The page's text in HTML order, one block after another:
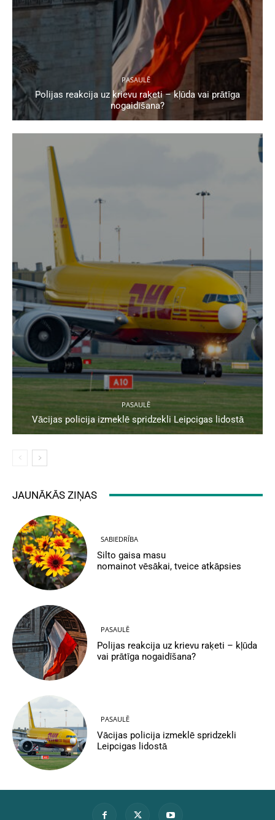
PASAULĒ
Polijas reakcija uz krievu raķeti – kļūda vai prātīga
nogaidīšana?
PASAULĒ
Vācijas policija izmeklē spridzekli Leipcigas lidostā
JAUNĀKĀS ZIŅAS
SABIEDRĪBA
Silto gaisa masu
nomainot vēsākai, tveice atkāpsies
PASAULĒ
Polijas reakcija uz krievu raķeti – kļūda
vai prātīga nogaidīšana?
PASAULĒ
Vācijas policija izmeklē spridzekli
Leipcigas lidostā